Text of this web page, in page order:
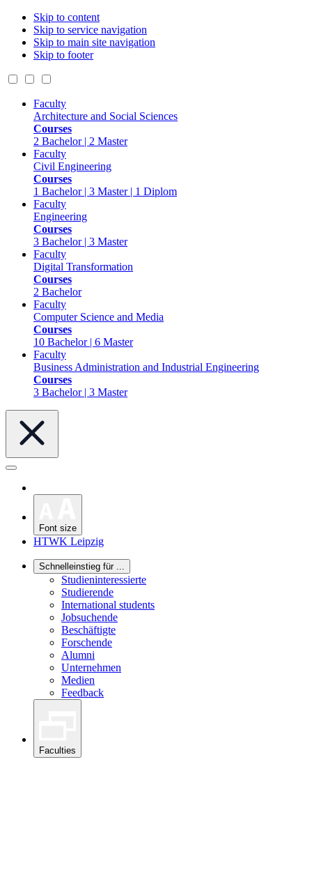
Skip to content
Skip to service navigation
Skip to main site navigation
Skip to footer
Faculty
Architecture and Social Sciences
Courses
2 Bachelor | 2 Master
Faculty
Civil Engineering
Courses
1 Bachelor | 3 Master | 1 Diplom
Faculty
Engineering
Courses
3 Bachelor | 3 Master
Faculty
Digital Transformation
Courses
2 Bachelor
Faculty
Computer Science and Media
Courses
10 Bachelor | 6 Master
Faculty
Business Administration and Industrial Engineering
Courses
3 Bachelor | 3 Master
Font size
HTWK Leipzig
Schnelleinstieg für ...
Studieninteressierte
Studierende
International students
Jobsuchende
Beschäftigte
Forschende
Alumni
Unternehmen
Medien
Feedback
Faculties